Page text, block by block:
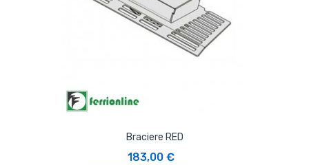
Braciere RED
183,00 €